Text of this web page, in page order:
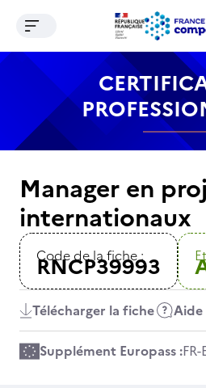
Contenu Recherche
Ouvrir le menu de
Manager en
internationaux
Code de la fiche :
RNCP39993
Télécharger la fiche Aide
Supplément Europass :FR-